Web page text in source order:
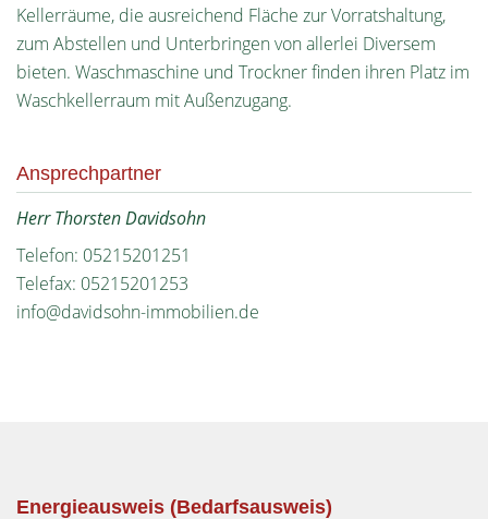
Kellerräume, die ausreichend Fläche zur Vorratshaltung,
zum Abstellen und Unterbringen von allerlei Diversem
bieten. Waschmaschine und Trockner finden ihren Platz im
Waschkellerraum mit Außenzugang.
Ansprechpartner
Herr Thorsten Davidsohn
Telefon: 05215201251
Telefax: 05215201253
info@davidsohn-immobilien.de
Energieausweis (Bedarfsausweis)